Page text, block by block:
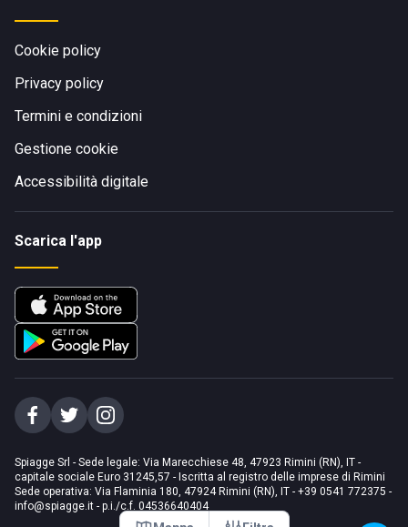
Cookie policy
Privacy policy
Termini e condizioni
Gestione cookie
Accessibilità digitale
Scarica l'app
Spiagge Srl - Sede legale: Via Marecchiese 48, 47923 Rimini (RN), IT -
capitale sociale Euro 31245,57 - Iscritta al registro delle imprese di Rimini
Sede operativa: Via Flaminia 180, 47924 Rimini (RN), IT - +39 0541 772375 -
info@spiagge.it - p.i./c.f. 04536640404